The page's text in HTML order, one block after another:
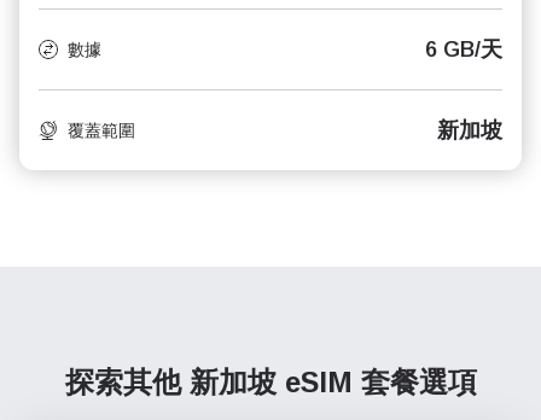
數據 6 GB/天
覆蓋範圍 新加坡
探索其他 新加坡 eSIM 套餐選項